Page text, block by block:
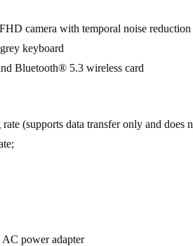
camera with temporal noise
keyboard
Bluetooth® 5.3 wireless card
(supports data transfer only and does
power adapter